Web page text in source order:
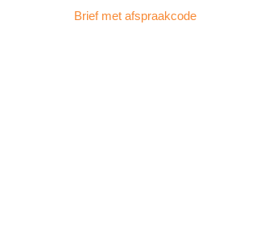
Brief met afspraakcode